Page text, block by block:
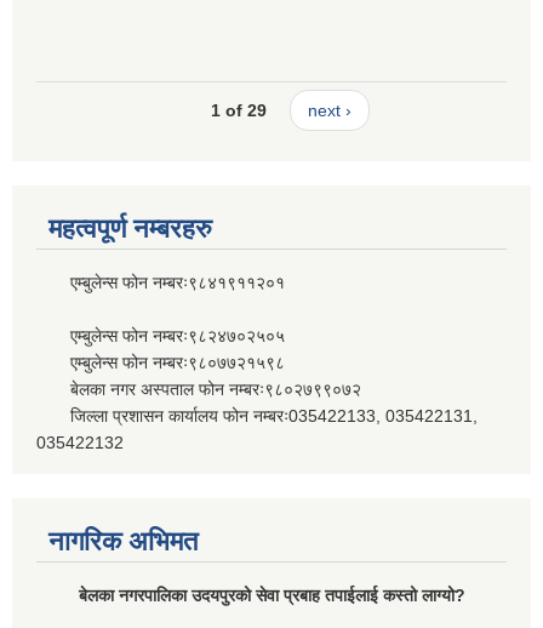
1 of 29 next ›
महत्वपूर्ण नम्बरहरु
एम्बुलेन्स फोन नम्बरः९८४१९११२०१
एम्बुलेन्स फोन नम्बरः९८२४७०२५०५
एम्बुलेन्स फोन नम्बरः९८०७७२१५९८
बेलका नगर अस्पताल फोन नम्बरः९८०२७९९०७२
जिल्ला प्रशासन कार्यालय फोन नम्बरः035422133, 035422131,
035422132
नागरिक अभिमत
बेलका नगरपालिका उदयपुरको सेवा प्रबाह तपाईलाई कस्तो लाग्यो?